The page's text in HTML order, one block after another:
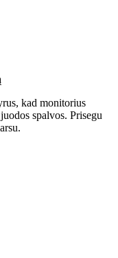
kad monitorius
spalvos. Prisegu